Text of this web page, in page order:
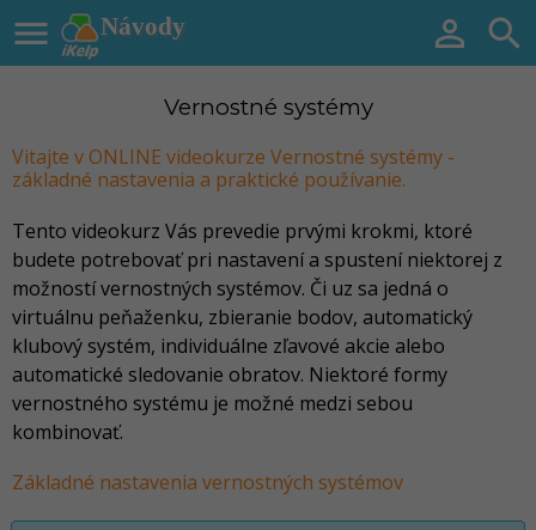
Návody
  
Vernostné systémy
Vitajte v ONLINE videokurze Vernostné systémy -
základné nastavenia a praktické používanie.
Tento videokurz Vás prevedie prvými krokmi, ktoré
budete potrebovať pri nastavení a spustení niektorej z
možností vernostných systémov. Či uz sa jedná o
virtuálnu peňaženku, zbieranie bodov, automatický
klubový systém, individuálne zľavové akcie alebo
automatické sledovanie obratov. Niektoré formy
vernostného systému je možné medzi sebou
kombinovať.
Základné nastavenia vernostných systémov